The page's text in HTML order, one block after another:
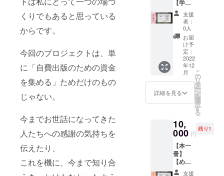
くりでもあると思っている
からです。
今回のプロジェクトは、単
に「自費出版のための資金
を集める」ためだけのもの
じゃない。
今までお世話になってきた
人たちへの感謝の気持ちを
伝えたり、
これを機に、今まで知り合
決でき
る保証
はあり
ませ
ん。 と
にか
く、1時
間くら
い話し
てみま
しょ
う！ ※
ンにな
りま
す。 ※
ビデオ
通話の
利用
ツール
【学生
が関わ
れる地
域を紹
介しま
す！】
地域で
活動す
ること
に興味
がある
けれ
ど、ど
うやっ
ればい
いかわ
からな
い…と
いう学
生さん
とお話
支援
者：
0人
お届
け予
定：
2022
年12
月
詳細を見る
こ
の
リ
タ
ー
ン
を
選
択
す
る
10,
000 円
残り1
【本一
冊】
【めい
をオン
支援